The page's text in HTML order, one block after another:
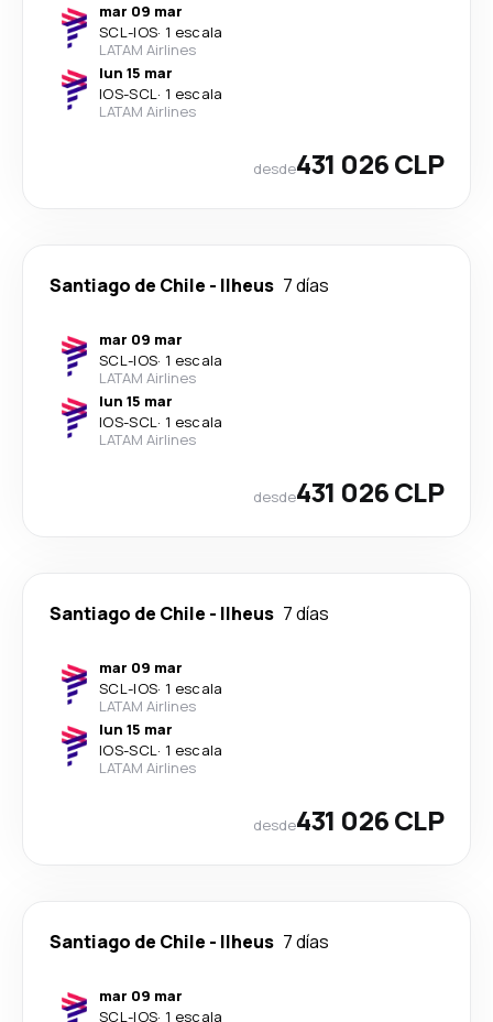
mar 09 mar
SCL-IOS· 1 escala
LATAM Airlines
lun 15 mar
IOS-SCL· 1 escala
LATAM Airlines
desde431 026 CLP
Santiago de Chile - Ilheus 7 días
mar 09 mar
SCL-IOS· 1 escala
LATAM Airlines
lun 15 mar
IOS-SCL· 1 escala
LATAM Airlines
desde431 026 CLP
Santiago de Chile - Ilheus 7 días
mar 09 mar
SCL-IOS· 1 escala
LATAM Airlines
lun 15 mar
IOS-SCL· 1 escala
LATAM Airlines
desde431 026 CLP
Santiago de Chile - Ilheus 7 días
mar 09 mar
SCL-IOS· 1 escala